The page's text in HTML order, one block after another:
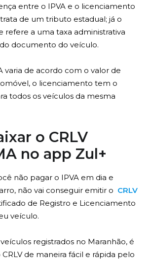
entre o IPVA e o licenciamento
de um tributo estadual; já o
refere a uma taxa administrativa
documento do veículo.
varia de acordo com o valor de
o licenciamento tem o
todos os veículos da mesma
o CRLV
no app Zul+
não pagar o IPVA em dia e
não vai conseguir emitir o CRLV
de Registro e Licenciamento
veículo.
registrados no Maranhão, é
de maneira fácil e rápida pelo